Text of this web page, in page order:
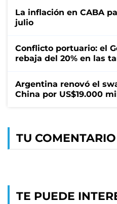
La inflación en CABA
julio
Conflicto portuario: el
rebaja del 20% en las
Argentina renovó el
China por US$19.000
TU COMENTARIO
TE PUEDE